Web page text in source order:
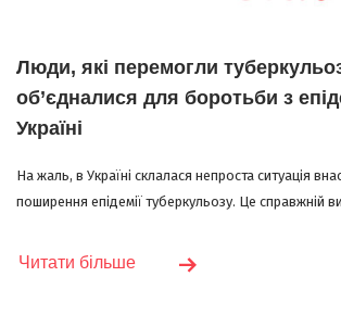
Люди, які перемогли
об’єдналися для боротьби з
Україні
На жаль, в Україні склалася непроста ситуація
поширення епідемії туберкульозу. Це справжній
Читати більше